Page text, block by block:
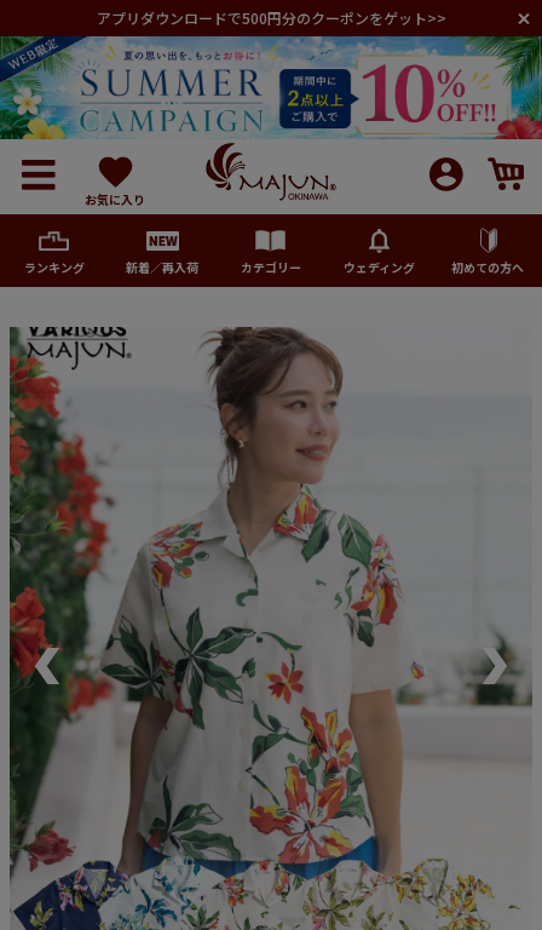
アプリダウンロードで500円分のクーポンをゲット>>
お気に入り
ランキング 新着／再入荷 カテゴリー ウェディング 初めての方へ
メンズ
レディース
キッズ
ペア商品
ランキング
新商品
再入荷商品
アウトレット
サイズから探す